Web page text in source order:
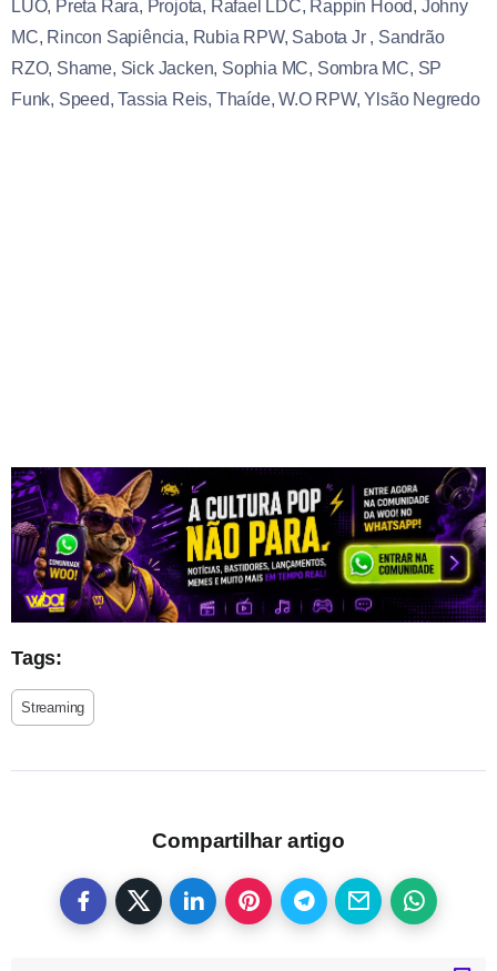
LUO, Preta Rara, Projota, Rafael LDC, Rappin Hood, Johny
MC, Rincon Sapiência, Rubia RPW, Sabota Jr , Sandrão
RZO, Shame, Sick Jacken, Sophia MC, Sombra MC, SP
Funk, Speed, Tassia Reis, Thaíde, W.O RPW, Ylsão Negredo
Tags:
Streaming
Compartilhar artigo